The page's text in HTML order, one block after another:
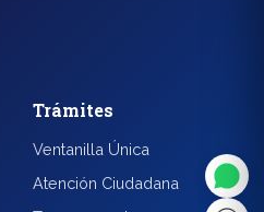
Trámites
Ventanilla Única
Atención Ciudadana
U̲